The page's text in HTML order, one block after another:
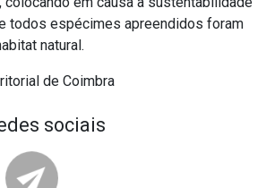
todos espécimes apreendidos foram
natural.
de Coimbra
sociais